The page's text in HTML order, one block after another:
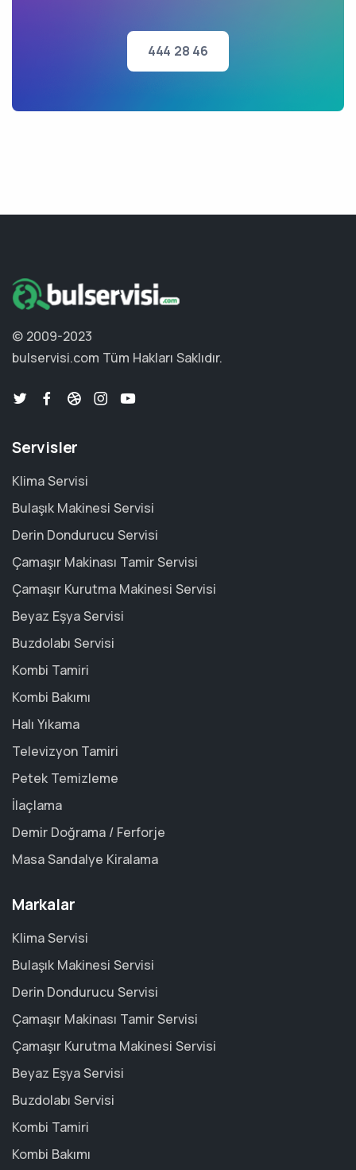
444 28 46
© 2009-2023
bulservisi.com Tüm Hakları Saklıdır.
Servisler
Klima Servisi
Bulaşık Makinesi Servisi
Derin Dondurucu Servisi
Çamaşır Makinası Tamir Servisi
Çamaşır Kurutma Makinesi Servisi
Beyaz Eşya Servisi
Buzdolabı Servisi
Kombi Tamiri
Kombi Bakımı
Halı Yıkama
Televizyon Tamiri
Petek Temizleme
İlaçlama
Demir Doğrama / Ferforje
Masa Sandalye Kiralama
Markalar
Klima Servisi
Bulaşık Makinesi Servisi
Derin Dondurucu Servisi
Çamaşır Makinası Tamir Servisi
Çamaşır Kurutma Makinesi Servisi
Beyaz Eşya Servisi
Buzdolabı Servisi
Kombi Tamiri
Kombi Bakımı